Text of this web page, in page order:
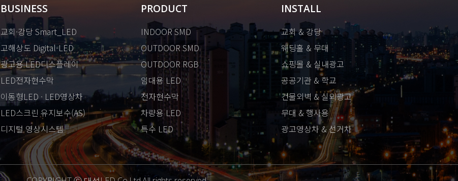
BUSINESS
교회·강당 Smart_LED
고해상도 Digital-LED
광고용 LED디스플레이
LED전자현수막
이동형LED · LED영상차
LED스크린 유지보수(AS)
디지털 영상시스템
PRODUCT
INDOOR SMD
OUTDOOR SMD
OUTDOOR RGB
임대용 LED
전자현수막
차량용 LED
특수 LED
INSTALL
교회 & 강당
웨딩홀 & 무대
쇼핑몰 & 실내광고
공공기관 & 학교
건물외벽 & 실외광고
무대 & 행사용
광고영상차 & 선거차